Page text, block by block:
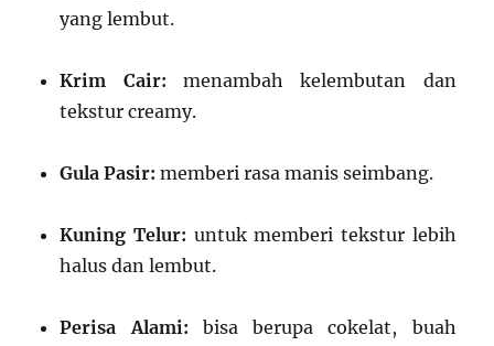
yang lembut.
Krim Cair: menambah kelembutan dan
tekstur creamy.
Gula Pasir: memberi rasa manis seimbang.
Kuning Telur: untuk memberi tekstur lebih
halus dan lembut.
Perisa Alami: bisa berupa cokelat, buah